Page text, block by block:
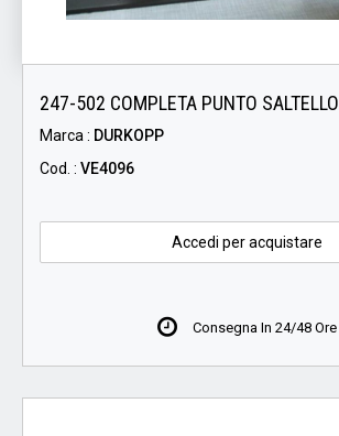
247-502 COMPLETA PUNTO SALTELLO
Marca : DURKOPP
Cod. : VE4096
Accedi per acquistare
Consegna In 24/48 Ore